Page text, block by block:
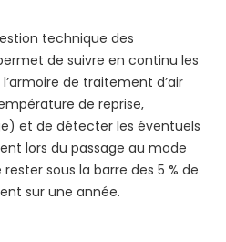
technique des
de suivre en continu les
de traitement d’air
de reprise,
et de détecter les éventuels
lors du passage au mode
sous la barre des 5 % de
sur une année.